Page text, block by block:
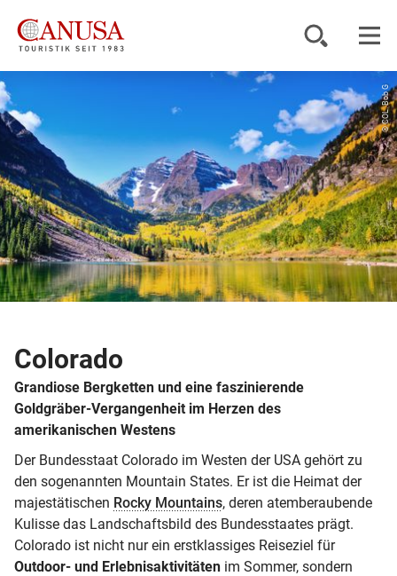
Reiseziele
Reisearten
Inspiration
Service
© COL. Bob G
Colorado
Grandiose Bergketten und eine faszinierende
Goldgräber-Vergangenheit im Herzen des
amerikanischen Westens
Der Bundesstaat Colorado im Westen der USA gehört zu
den sogenannten Mountain States. Er ist die Heimat der
majestätischen Rocky Mountains, deren atemberaubende
Kulisse das Landschaftsbild des Bundesstaates prägt.
Colorado ist nicht nur ein erstklassiges Reiseziel für
Outdoor- und Erlebnisaktivitäten im Sommer, sondern